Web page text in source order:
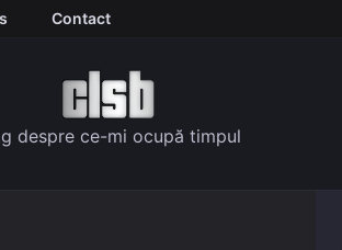
Contact
despre ce-mi ocupă timpul